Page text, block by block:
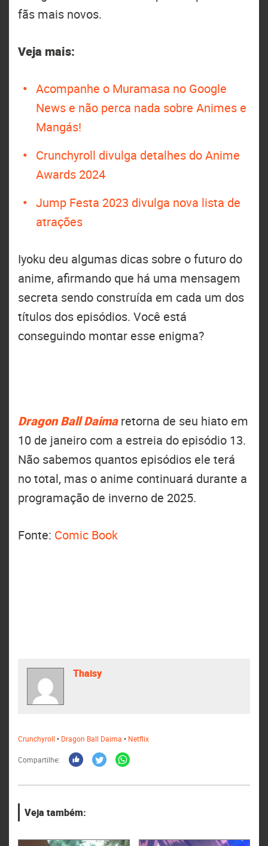
fãs mais novos.
Veja mais:
Acompanhe o Muramasa no Google
News e não perca nada sobre Animes e
Mangás!
Crunchyroll divulga detalhes do Anime
Awards 2024
Jump Festa 2023 divulga nova lista de
atrações
Iyoku deu algumas dicas sobre o futuro do
anime, afirmando que há uma mensagem
secreta sendo construída em cada um dos
títulos dos episódios. Você está
conseguindo montar esse enigma?
Dragon Ball Daima retorna de seu hiato em
10 de janeiro com a estreia do episódio 13.
Não sabemos quantos episódios ele terá
no total, mas o anime continuará durante a
programação de inverno de 2025.
Fonte: Comic Book
Thaisy
Crunchyroll • Dragon Ball Daima • Netflix
Compartilhe:
Veja também: